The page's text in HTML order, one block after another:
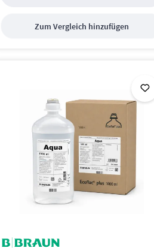
Zum Vergleich hinzufügen